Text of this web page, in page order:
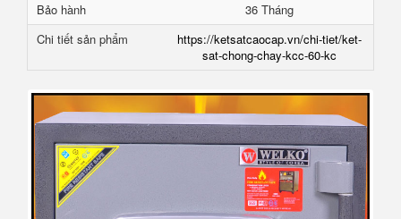
Bảo hành
36 Tháng
Chi tiết sản phẩm
https://ketsatcaocap.vn/chi-tiet/ket-
sat-chong-chay-kcc-60-kc